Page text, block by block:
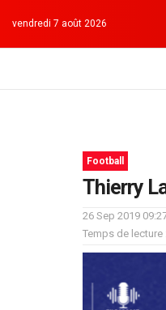
vendredi 7 août 2026
Football
Thierry
26 Sep 2019
Temps de lecture